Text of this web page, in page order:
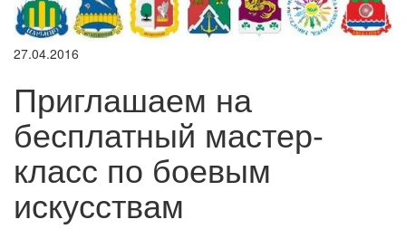
27.04.2016
Приглашаем на
бесплатный мастер-
класс по боевым
искусствам